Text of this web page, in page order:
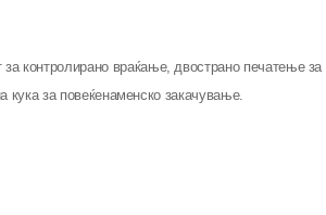
контролирано враќање, двострано печатење
кука за повеќенаменско закачување.